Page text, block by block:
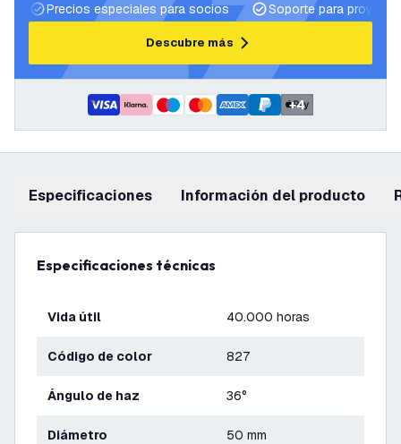
Precios especiales para socios
Soporte para
Descubre más
+4
Especificaciones información del producto
Especificaciones técnicas
Vida útil 40.000 horas
Código de color 827
Ángulo de haz 36°
Diámetro 50 mm